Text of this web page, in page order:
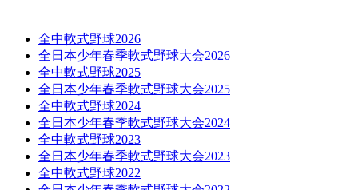
全中軟式野球2026
全日本少年春季軟式野球大会2026
全中軟式野球2025
全日本少年春季軟式野球大会2025
全中軟式野球2024
全日本少年春季軟式野球大会2024
全中軟式野球2023
全日本少年春季軟式野球大会2023
全中軟式野球2022